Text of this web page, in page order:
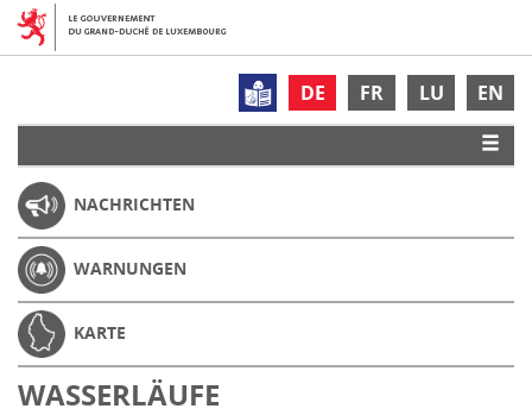
DE FR LU EN
NACHRICHTEN
WARNUNGEN
KARTE
WASSERLÄUFE